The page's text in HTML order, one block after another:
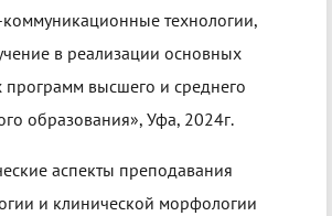
технологии,
в реализации основных
программ высшего и среднего
образования», Уфа, 2024г.
аспекты преподавания
и клинической морфологии